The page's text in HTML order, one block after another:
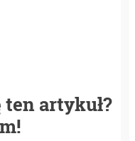
ten artykuł?